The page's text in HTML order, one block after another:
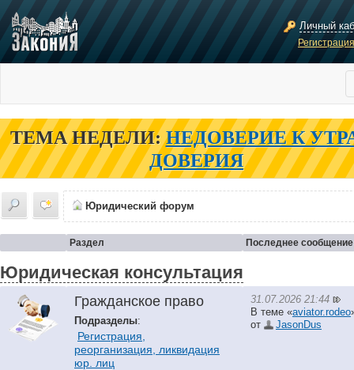
Личный
ТЕМА НЕДЕЛИ: НЕДОВЕРИЕ К
ДОВЕРИЯ
Юридический форум
Раздел Последнее сообщение
Юридическая консультация
Гражданское право
Подразделы:
Регистрация,
реорганизация, ликвидация
юр. лиц
31.07.2026 21:44
В теме «aviator.rodeo
от
JasonDus